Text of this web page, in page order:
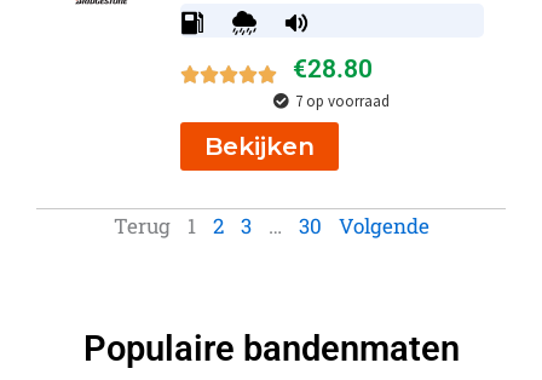
€28.80
7 op voorraad
Bekijken
Terug 1 2 3 … 30 Volgende
Populaire bandenmaten